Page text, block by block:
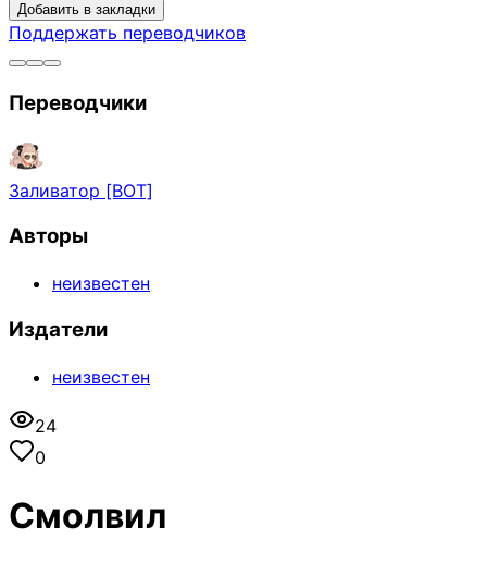
Добавить в закладки
Поддержать переводчиков
Переводчики
Заливатор [BOT]
Авторы
неизвестен
Издатели
неизвестен
24
0
Смолвил